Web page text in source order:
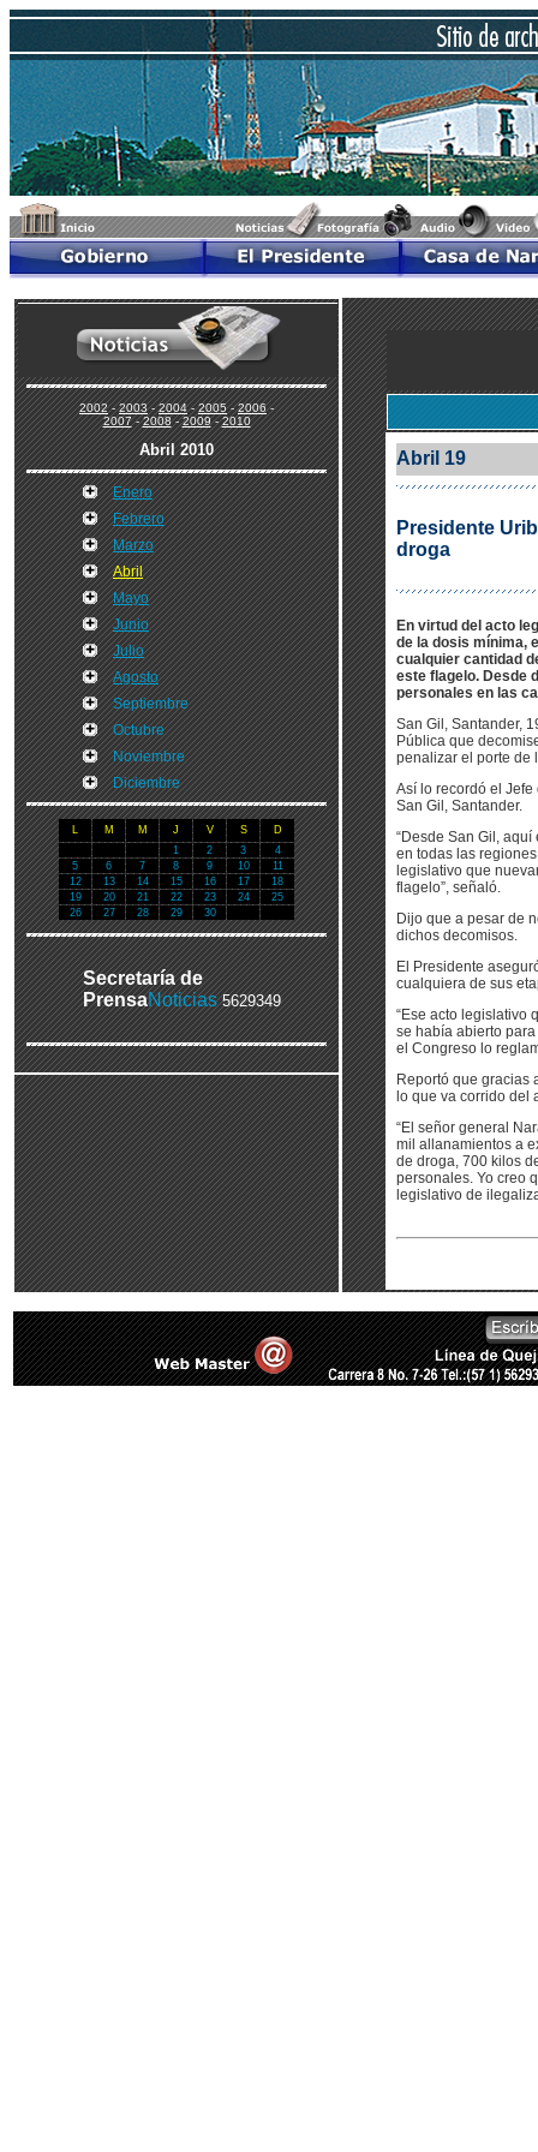
2002-2003-2004-2005-2006-
2007-2008-2009-2010
Abril 2010
Enero
Febrero
Marzo
Abril
Mayo
Junio
Julio
Agosto
Septiembre
Octubre
Noviembre
Diciembre
L M M J V S
D
1
2 3
4
5
6 7 8 9 10
11
12
13 14 15 16 17
18
19
20 21 22 23 24
25
26
27 28 29 30
Secretaría de
PrensaNoticias 5629349
Abril 19
Presidente
droga
En virtud del acto
de la dosis mínima,
cualquier cantidad
este flagelo. Desde
personales en las
San Gil, Santander,
Pública que
penalizar el porte de
Así lo recordó el
San Gil, Santander.
“Desde San Gil,
en todas las
legislativo que
flagelo”, señaló.
Dijo que a pesar de
dichos decomisos.
El Presidente
cualquiera de sus
“Ese acto legislativo
se había abierto
el Congreso lo
Reportó que gracias
lo que va corrido del
“El señor general
mil allanamientos a
de droga, 700 kilos
personales. Yo creo
legislativo de